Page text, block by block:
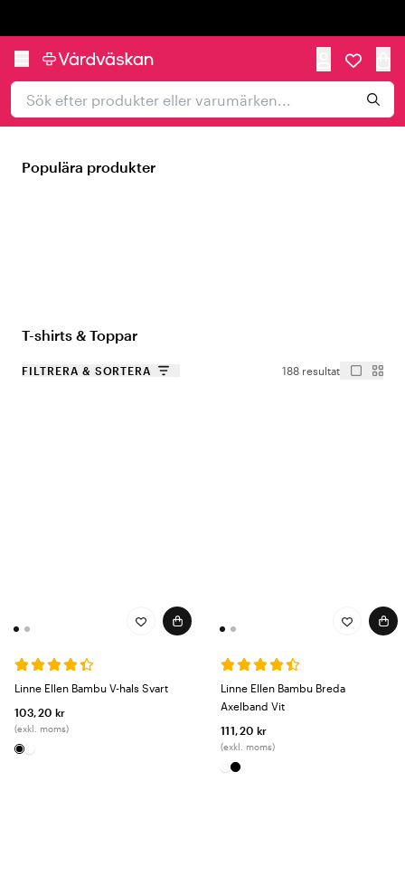
Populära produkter
T-shirts & Toppar
FILTRERA & SORTERA 188 resultat
Linne Ellen Bambu V-hals Svart
103,20 kr
(exkl. moms)
Linne Ellen Bambu Breda
Axelband Vit
111,20 kr
(exkl. moms)